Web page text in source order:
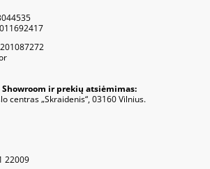
Showroom ir prekių atsiėmimas:
centras „Skraidenis“, 03160 Vilnius.
22009